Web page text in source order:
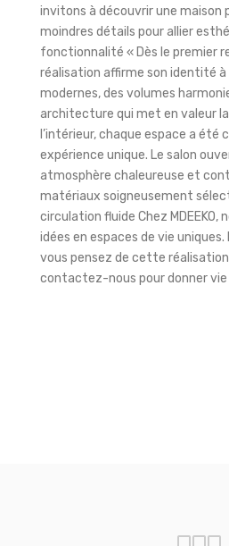
invitons à découvrir une maison
moindres détails pour allier
fonctionnalité « Dès le premier
réalisation affirme son identité à
modernes, des volumes
architecture qui met en valeur la
l’intérieur, chaque espace a été
expérience unique. Le salon
atmosphère chaleureuse et
matériaux soigneusement
circulation fluide Chez MDEEKO,
idées en espaces de vie
vous pensez de cette
contactez-nous pour donner vie